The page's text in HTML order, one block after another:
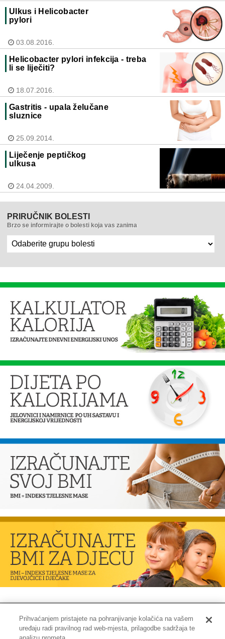
Ulkus i Helicobacter
pylori
03.08.2016.
Helicobacter pylori infekcija - treba
li se liječiti?
18.07.2016.
Gastritis - upala želučane
sluznice
25.09.2014.
Liječenje peptičkog
ulkusa
24.04.2009.
PRIRUČNIK BOLESTI
Brzo se informirajte o bolesti koja vas zanima
Impressum | Pravne informacije
Prihvaćanjem pristajete na pohranjivanje kolačića na vašem
uređaju radi pravilnog rad web-mjesta, prilagodbe sadržaja te